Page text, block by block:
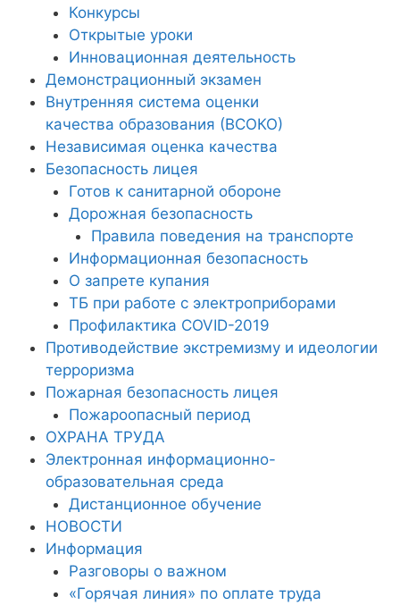
Конкурсы
Открытые уроки
Инновационная деятельность
Демонстрационный экзамен
Внутренняя система оценки
качества образования (ВСОКО)
Независимая оценка качества
Безопасность лицея
Готов к санитарной обороне
Дорожная безопасность
Правила поведения на транспорте
Информационная безопасность
О запрете купания
ТБ при работе с электроприборами
Профилактика COVID-2019
Противодействие экстремизму и идеологии
терроризма
Пожарная безопасность лицея
Пожароопасный период
ОХРАНА ТРУДА
Электронная информационно-
образовательная среда
Дистанционное обучение
НОВОСТИ
Информация
Разговоры о важном
«Горячая линия» по оплате труда